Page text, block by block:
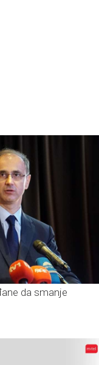
da smanje